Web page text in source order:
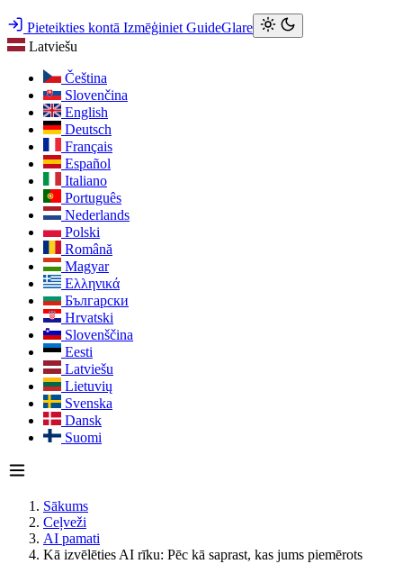
Pieteikties kontā Izmēģiniet GuideGlare
Latviešu
Čeština
Slovenčina
English
Deutsch
Français
Español
Italiano
Português
Nederlands
Polski
Română
Magyar
Ελληνικά
Български
Hrvatski
Slovenščina
Eesti
Latviešu
Lietuvių
Svenska
Dansk
Suomi
Sākums
Ceļveži
AI pamati
Kā izvēlēties AI rīku: Pēc kā saprast, kas jums piemērots